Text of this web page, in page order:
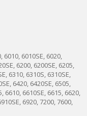
6010, 6010SE, 6020,
6200, 6200SE, 6205,
6310, 6310S, 6310SE,
6420, 6420SE, 6505,
6610, 6610SE, 6615, 6620,
6920, 7200, 7600,